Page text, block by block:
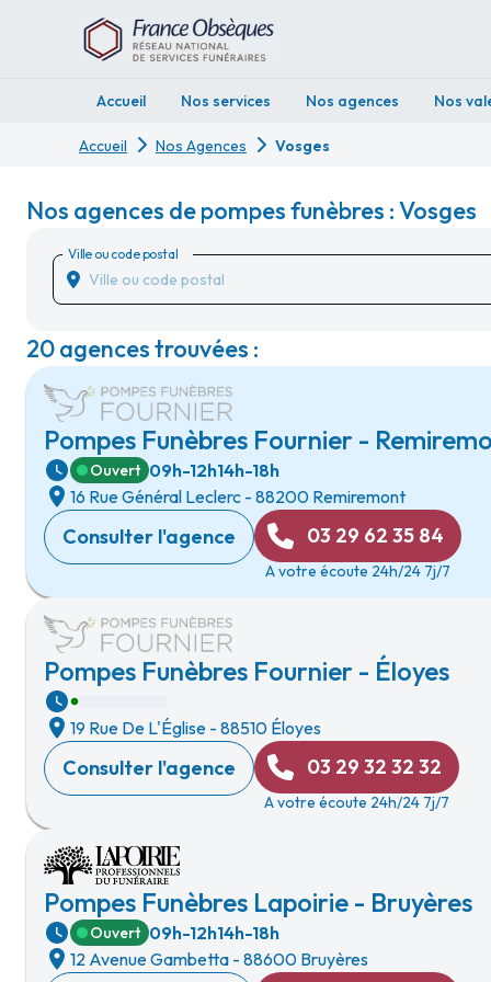
Accueil Nos services Nos agences Nos
Accueil Nos Agences Vosges
Nos agences de pompes funèbres : Vosges
Ville ou code postal
20 agences trouvées :
Pompes Funèbres Fournier -
Ouvert 09h-12h14h-18h
16 Rue Général Leclerc - 88200 Remiremont
Consulter l'agence 03 29 62 35 84
A votre écoute 24h/24 7j/7
Pompes Funèbres Fournier - Éloyes
19 Rue De L'Église - 88510 Éloyes
Consulter l'agence 03 29 32 32 32
A votre écoute 24h/24 7j/7
Pompes Funèbres Lapoirie - Bruyères
Ouvert 09h-12h14h-18h
12 Avenue Gambetta - 88600 Bruyères